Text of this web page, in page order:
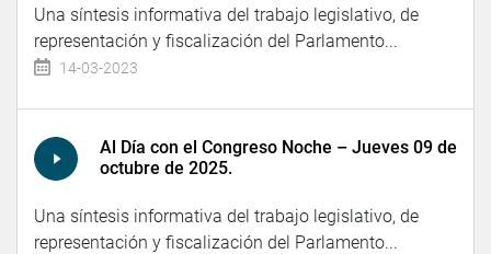
Una síntesis informativa del trabajo legislativo, de
representación y fiscalización del Parlamento...
14-03-2023
Al Día con el Congreso Noche – Jueves 09 de
octubre de 2025.
Una síntesis informativa del trabajo legislativo, de
representación y fiscalización del Parlamento...